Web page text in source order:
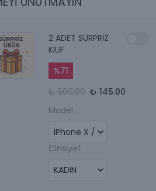
2 ADET SÜRPRİZ
KILIF
%71
₺ 500.00 ₺ 145.00
Model
Cinsiyet